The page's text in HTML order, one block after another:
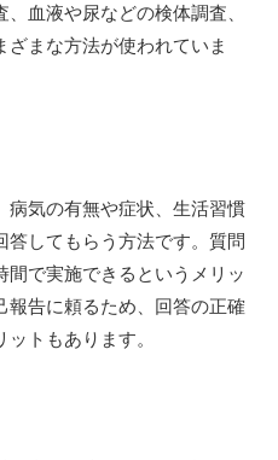
血液や尿などの検体調査、
まな方法が使われていま
病気の有無や症状、生活習慣
答してもらう方法です。質問
で実施できるというメリッ
報告に頼るため、回答の正確
トもあります。